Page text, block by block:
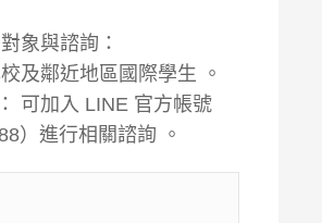
象與諮詢：
及鄰近地區國際學生 。
可加入 LINE 官方帳號
）進行相關諮詢 。